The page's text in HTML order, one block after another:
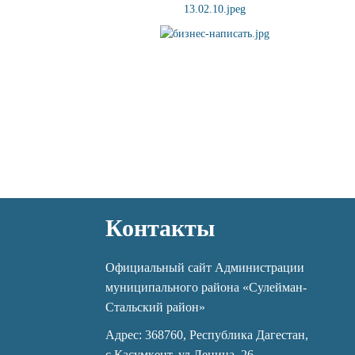
Контакты
Официальный сайт Администрации
муниципального района «Сулейман-
Стальский район»
Адрес: 368760, Республика Дагестан,